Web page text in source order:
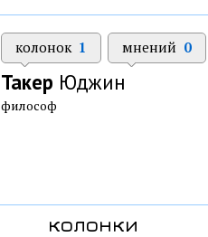
колонок 1 мнений 0
Такер Юджин
философ
колонки